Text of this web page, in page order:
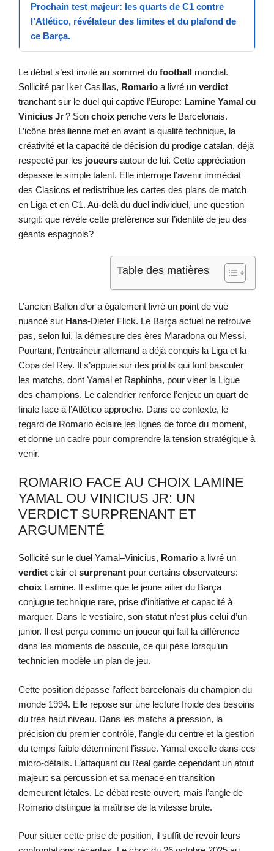
Prochain test majeur: les quarts de C1 contre
l’Atlético, révélateur des limites et du plafond de
ce Barça.
Le débat s’est invité au sommet du football mondial.
Sollicité par Iker Casillas, Romario a livré un verdict
tranchant sur le duel qui captive l’Europe: Lamine Yamal ou
Vinicius Jr? Son choix penche vers le Barcelonais.
L’icône brésilienne met en avant la qualité technique, la
créativité et la capacité de décision du prodige catalan, déjà
respecté par les joueurs autour de lui. Cette appréciation
dépasse le simple talent. Elle interroge l’avenir immédiat
des Clasicos et redistribue les cartes des plans de match
en Liga et en C1. Au-delà du duel individuel, une question
surgit: que révèle cette préférence sur l’identité de jeu des
géants espagnols?
Table des matières
L’ancien Ballon d’or a également livré un point de vue
nuancé sur Hans-Dieter Flick. Le Barça actuel ne retrouve
pas, selon lui, la démesure des ères Maradona ou Messi.
Pourtant, l’entraîneur allemand a déjà conquis la Liga et la
Copa del Rey. Il s’appuie sur des profils qui font basculer
les matchs, dont Yamal et Raphinha, pour viser la Ligue
des champions. Le calendrier renforce l’enjeu: un quart de
finale face à l’Atlético approche. Dans ce contexte, le
regard de Romario éclaire les lignes de force du moment,
et donne un cadre pour comprendre la tension stratégique à
venir.
ROMARIO FACE AU CHOIX LAMINE
YAMAL OU VINICIUS JR: UN
VERDICT SURPRENANT ET
ARGUMENTÉ
Sollicité sur le duel Yamal–Vinicius, Romario a livré un
verdict clair et surprenant pour certains observateurs:
choix Lamine. Il estime que le jeune ailier du Barça
conjugue technique rare, prise d’initiative et capacité à
marquer. Dans le vestiaire, son statut n’est plus celui d’un
junior. Il est perçu comme un joueur qui fait la différence
dans les moments de bascule, ce qui pèse lorsqu’un
technicien modèle un plan de jeu.
Cette position dépasse l’affect barcelonais du champion du
monde 1994. Elle repose sur une lecture froide des besoins
du très haut niveau. Dans les matchs à pression, la
précision du premier contrôle, l’angle du centre et la gestion
du temps faible déterminent l’issue. Yamal excelle dans ces
micro-détails. L’attaquant du Real garde cependant un atout
majeur: sa percussion et sa menace en transition
demeurent létales. Le débat reste ouvert, mais l’angle de
Romario distingue la maîtrise de la vitesse brute.
Pour situer cette prise de position, il suffit de revoir leurs